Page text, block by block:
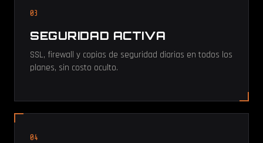
03
SEGURIDAD ACTIVA
SSL, firewall y copias de seguridad diarias en todos los
planes, sin costo oculto.
04